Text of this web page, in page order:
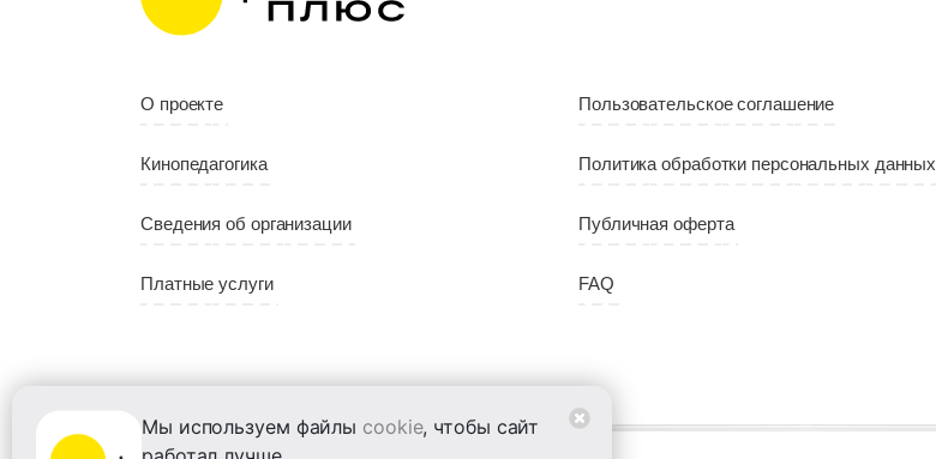
Мы используем файлы cookie, чтобы сайт
О проекте Пользовательское соглашение
Кинопедагогика Политика обработки персональных данных
Сведения об организации Публичная оферта
Платные услуги FAQ